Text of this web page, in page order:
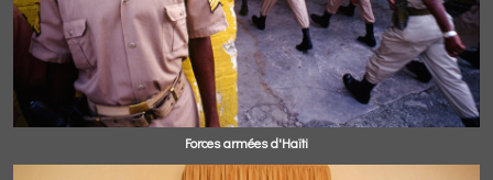
Forces armées d'Haïti